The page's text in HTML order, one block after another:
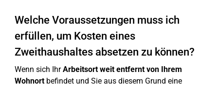
Welche Voraussetzungen muss ich
erfüllen, um Kosten eines
Zweithaushaltes absetzen zu können?
Wenn sich IhrArbeitsort weit entfernt von Ihrem
Wohnortbefindet und Sie aus diesem Grund eine